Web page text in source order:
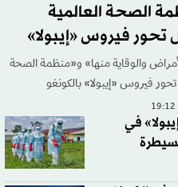
الصحة العالمية
تحور فيروس «إيبولا»
والوقاية منها» و«منظمة الصحة
فيروس «إيبولا» بالكونغو
في